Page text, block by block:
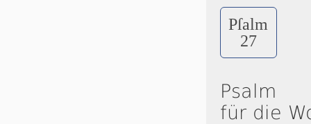
Pſalm
27
Psalm
für die